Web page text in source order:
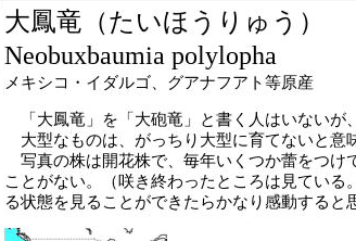
大鳳竜（たいほうりゅう）
Neobuxbaumia polylopha
メキシコ・イダルゴ、グアナフアト等原産
「大鳳竜」を「大砲竜」と書く人はいないが
大型なものは、がっちり大型に育てないと意
写真の株は開花株で、毎年いくつか蕾をつけ
ことがない。（咲き終わったところは見てい
る状態を見ることができたらかなり感動すると